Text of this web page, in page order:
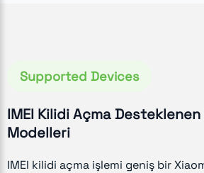
Supported Devices
IMEI Kilidi Açma
Modelleri
IMEI kilidi açma işlemi geniş bir